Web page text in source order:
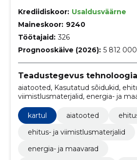
Krediidiskoor: Usaldusväärne
Maineskoor: 9240
Töötajaid: 326
Prognooskäive (2026): 5 812
Teadustegevus
aiatooted, Kasutatud sõidukid,
viimistlusmaterjalid, energia- ja
teadusasutused, laboratooriumid,
loodusressursid, maavarad ja
põllumajandustootjad
kartul aiatooted
ehitus- ja viimistlusmaterjalid
energia- ja maavarad